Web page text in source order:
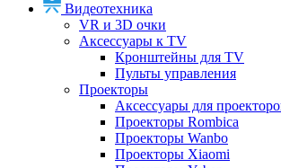
Видеотехника
VR и 3D очки
Аксессуары к TV
Кронштейны для TV
Пульты управления
Проекторы
Аксессуары для
Проекторы Rombica
Проекторы Wanbo
Проекторы Xiaomi